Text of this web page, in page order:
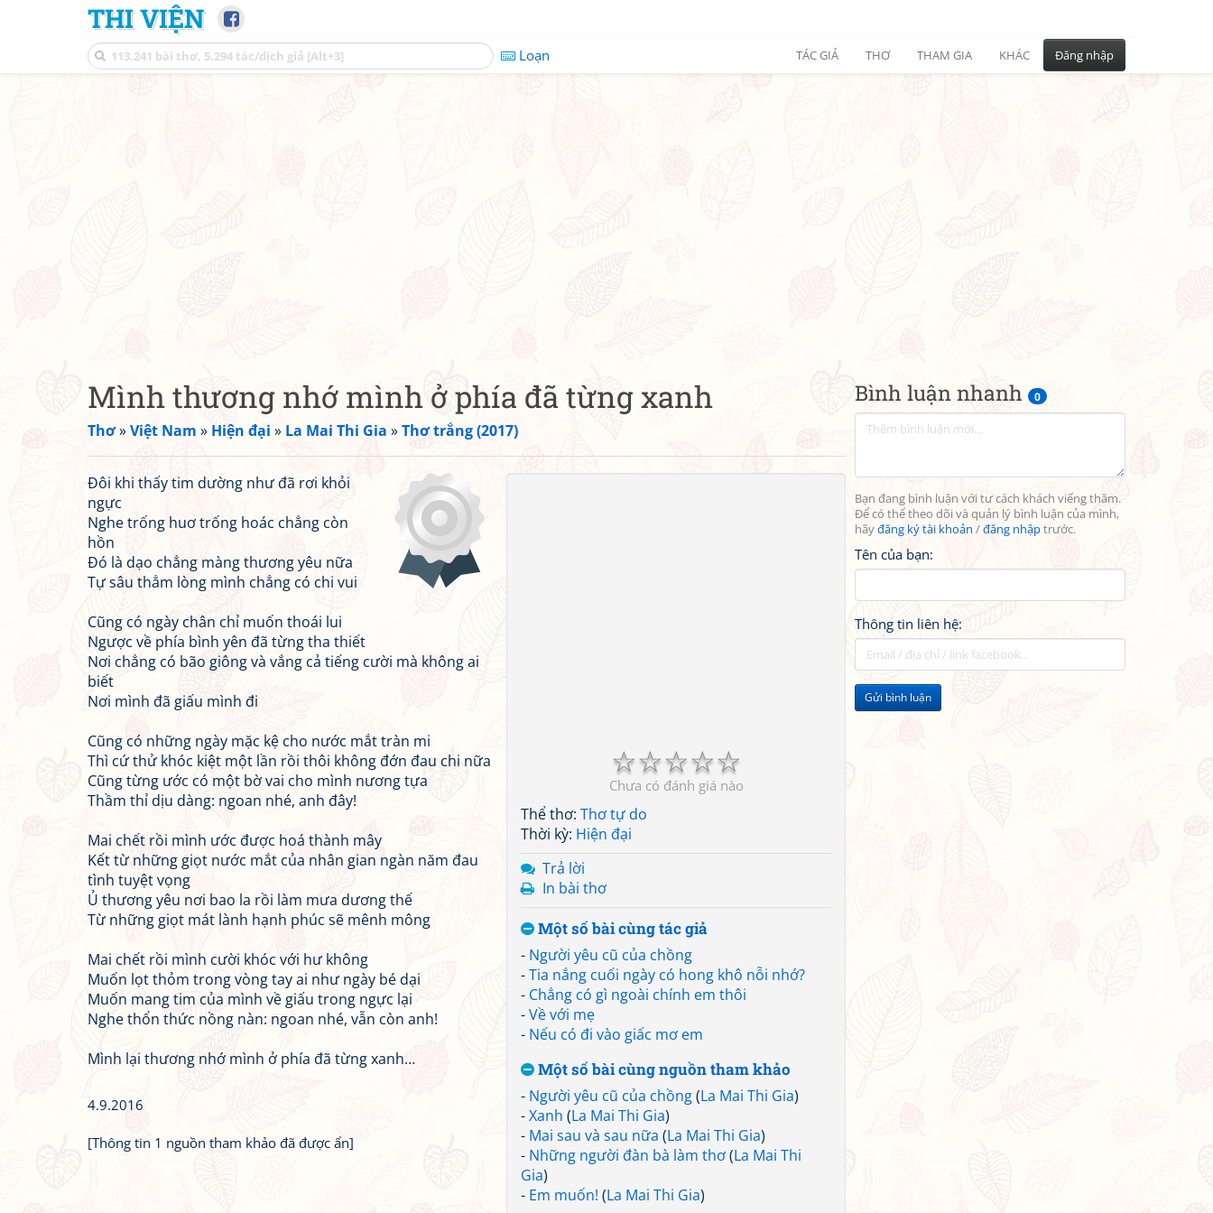
THI VIỆN
Loạn TÁC GIẢ THƠ THAM GIA KHÁC Đăng nhập
Bình luận nhanh 0
Bạn đang bình luận với tư cách khách viếng thăm.
Để có thể theo dõi và quản lý bình luận của mình,
hãyđăng ký tài khoản /đăng nhậptrước.
Tên của bạn:
Thông tin liên hệ:
Gửi bình luận
Mình thương nhớ mình ở phía đã từng xanh
Thơ»Việt Nam » Hiện đại » La Mai Thi Gia »Thơ trắng (2017)
☆
☆
☆
☆
☆
Chưa có đánh giá nào
Thể thơ: Thơ tự do
Thời kỳ: Hiện đại
Trả lời
In bài thơ
Một số bài cùng tác giả
- Người yêu cũ của chồng
-Tia nắng cuối ngày có hong khô nỗi nhớ?
- Chẳng có gì ngoài chính em thôi
-Về với mẹ
- Nếu có đi vào giấc mơ em
Một số bài cùng nguồn tham khảo
- Người yêu cũ của chồng(La Mai Thi Gia)
-Xanh (La Mai Thi Gia)
- Mai sau và sau nữa (La Mai Thi Gia)
- Những người đàn bà làm thơ(La Mai Thi
Gia)
- Em muốn! (La Mai Thi Gia)
Đôi khi thấy tim dường như đã rơi khỏi
ngực
Nghe trống huơ trống hoác chẳng còn
hồn
Đó là dạo chẳng màng thương yêu nữa
Tự sâu thẳm lòng mình chẳng có chi vui
Cũng có ngày chân chỉ muốn thoái lui
Ngược về phía bình yên đã từng tha thiết
Nơi chẳng có bão giông và vắng cả tiếng cười mà không ai
biết
Nơi mình đã giấu mình đi
Cũng có những ngày mặc kệ cho nước mắt tràn mi
Thì cứ thử khóc kiệt một lần rồi thôi không đớn đau chi nữa
Cũng từng ước có một bờ vai cho mình nương tựa
Thầm thỉ dịu dàng: ngoan nhé, anh đây!
Mai chết rồi mình ước được hoá thành mây
Kết từ những giọt nước mắt của nhân gian ngàn năm đau
tình tuyệt vọng
Ủ thương yêu nơi bao la rồi làm mưa dương thế
Từ những giọt mát lành hạnh phúc sẽ mênh mông
Mai chết rồi mình cười khóc với hư không
Muốn lọt thỏm trong vòng tay ai như ngày bé dại
Muốn mang tim của mình về giấu trong ngực lại
Nghe thổn thức nồng nàn: ngoan nhé, vẫn còn anh!
Mình lại thương nhớ mình ở phía đã từng xanh…
4.9.2016
[Thông tin 1 nguồn tham khảo đã được ẩn]